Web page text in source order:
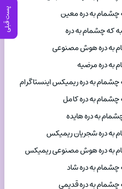
پست قبلی
چشمام به دره معین
که چشمام به دره
به دره هوش مصنوعی
به دره مرضیه
به دره ریمیکس اینستاگرام
به دره کامل
به دره هایده
به دره شجریان ریمیکس
به دره هوش مصنوعی ریمیکس
به دره شاد
به دره قدیمی